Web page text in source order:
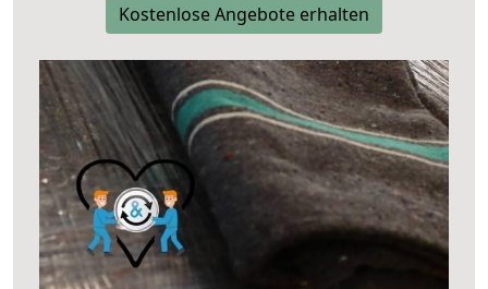
Kostenlose Angebote erhalten